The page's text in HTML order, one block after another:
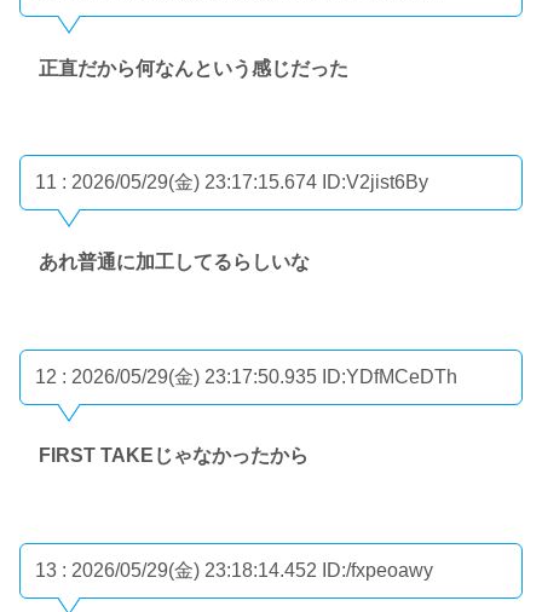
正直だから何なんという感じだった
11 : 2026/05/29(金) 23:17:15.674 ID:V2jist6By
あれ普通に加工してるらしいな
12 : 2026/05/29(金) 23:17:50.935 ID:YDfMCeDTh
FIRST TAKEじゃなかったから
13 : 2026/05/29(金) 23:18:14.452 ID:/fxpeoawy